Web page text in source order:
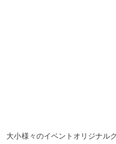
大小様々のイベントオリジナル